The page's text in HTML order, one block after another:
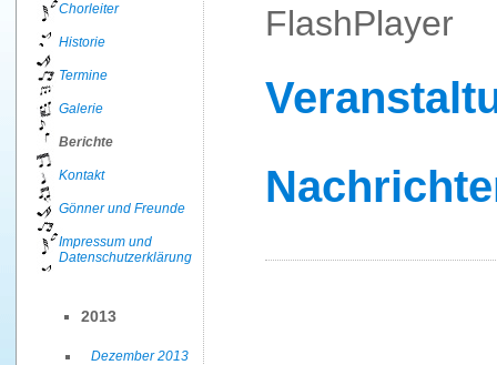
Chorleiter
Historie
Termine
Galerie
Berichte
Kontakt
Gönner und Freunde
Impressum und
Datenschutzerklärung
2013
Dezember 2013
FlashPlayer